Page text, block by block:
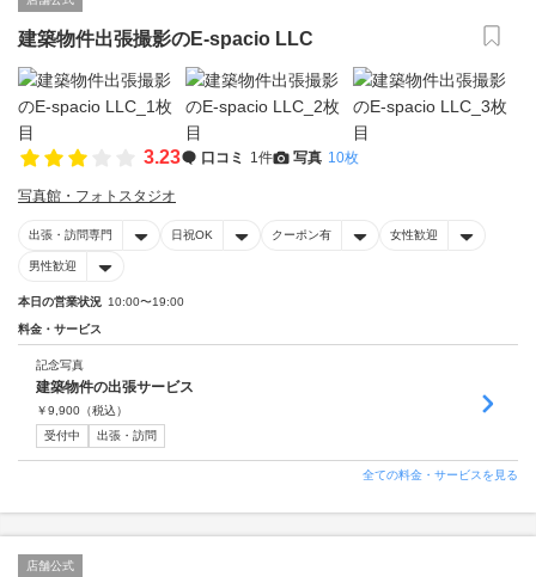
建築物件出張撮影のE-spacio LLC
3.23 口コミ 1件 写真 10枚
写真館・フォトスタジオ
出張・訪問専門 日祝OK クーポン有 女性歓迎
男性歓迎
本日の営業状況 10:00〜19:00
料金・サービス
記念写真
建築物件の出張サービス
￥9,900 （税込）
受付中
出張・訪問
全ての料金・サービスを見る
店舗公式